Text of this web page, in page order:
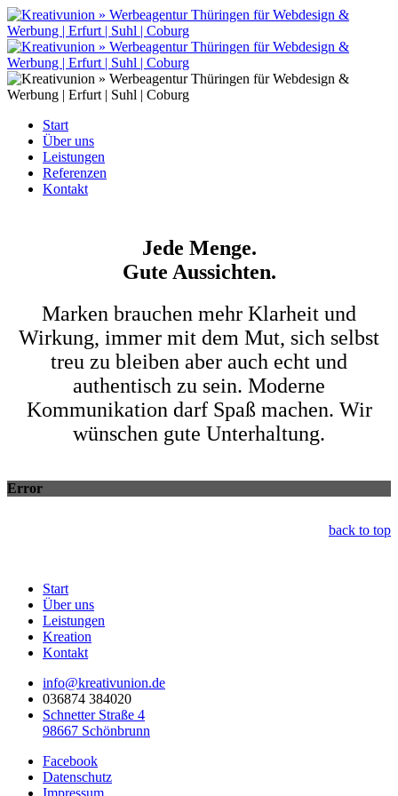
Start
Über uns
Leistungen
Referenzen
Kontakt
Jede Menge.
Gute Aussichten.
Marken brauchen mehr Klarheit und
Wirkung, immer mit dem Mut, sich selbst
treu zu bleiben aber auch echt und
authentisch zu sein. Moderne
Kommunikation darf Spaß machen. Wir
wünschen gute Unterhaltung.
Error
back to top
Start
Über uns
Leistungen
Kreation
Kontakt
info@kreativunion.de
036874 384020
Schnetter Straße 4
98667 Schönbrunn
Facebook
Datenschutz